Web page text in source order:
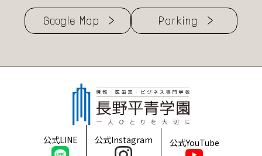
Google Map Parking
公式LINE 公式Instagram 公式YouTube